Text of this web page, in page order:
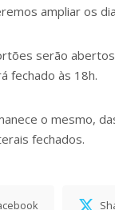
ampliar os
serão
fechado às 18h.
o mesmo,
fechados.